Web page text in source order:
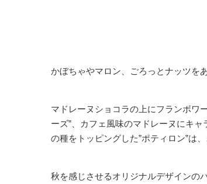
かぼちゃやマロン、ごろっとナッツを
マドレーヌショコラの上にフランボワ
ーズ”、カフェ風味のマドレーヌにキ
の種をトッピングした”ポティロン”は
秋を感じさせるオリジナルデザインの